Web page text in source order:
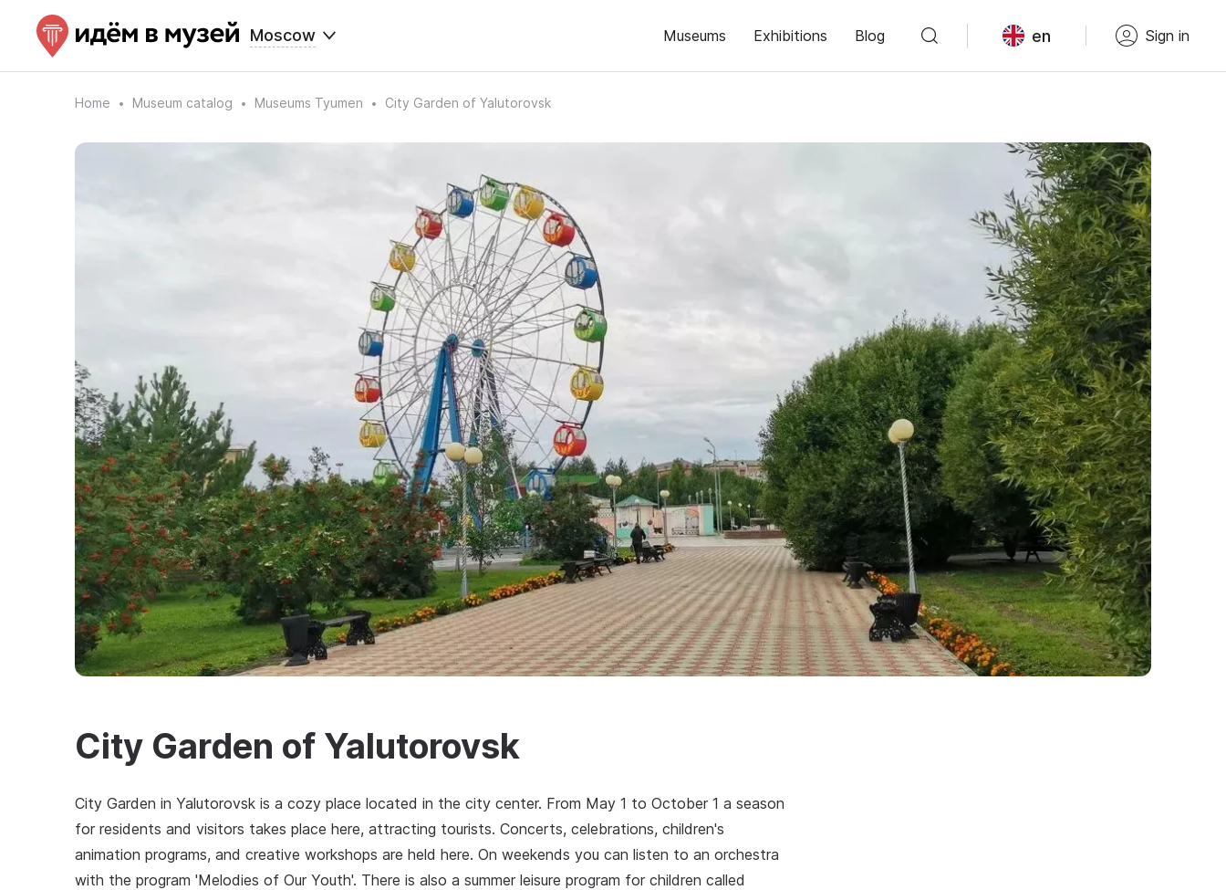
Moscow Museums Exhibitions Blog en Sign in
Home Museum catalog Museums Tyumen City Garden of Yalutorovsk
City Garden of Yalutorovsk
City Garden in Yalutorovsk is a cozy place located in the city center. From May 1 to October 1 a season
for residents and visitors takes place here, attracting tourists. Concerts, celebrations, children's
animation programs, and creative workshops are held here. On weekends you can listen to an orchestra
with the program 'Melodies of Our Youth'. There is also a summer leisure program for children called